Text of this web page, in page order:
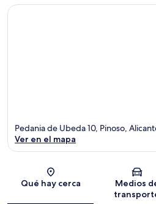
Pedania de Ubeda 10, Pinoso,
Ver en el mapa
Qué hay cerca
Medios